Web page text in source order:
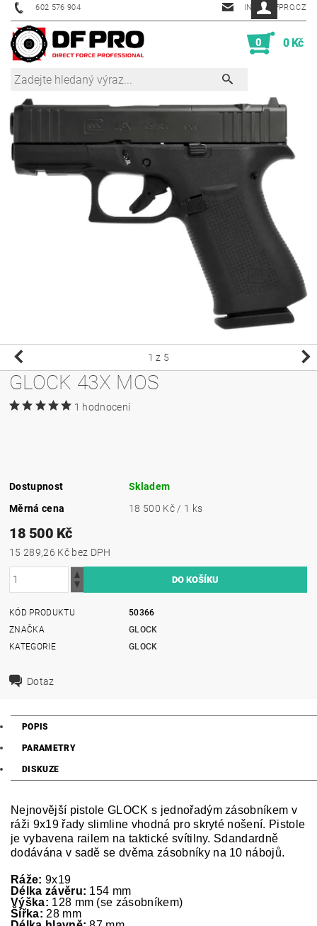
602 576 904 INFO@DFPRO.CZ
0 0 Kč
1 z 5
GLOCK 43X MOS
1 hodnocení
Dostupnost
Skladem
Měrná cena
18 500 Kč / 1 ks
18 500 Kč
15 289,26 Kč bez DPH
KÓD PRODUKTU
50366
ZNAČKA
GLOCK
KATEGORIE
GLOCK
Dotaz
POPIS
PARAMETRY
DISKUZE
Nejnovější pistole GLOCK s jednořadým zásobníkem v
ráži 9x19 řady slimline vhodná pro skryté nošení. Pistole
je vybavena railem na taktické svítilny. Sdandardně
dodávána v sadě se dvěma zásobníky na 10 nábojů.
Ráže: 9x19
Délka závěru: 154 mm
Výška: 128 mm (se zásobníkem)
Šířka: 28 mm